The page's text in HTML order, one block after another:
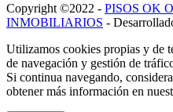
Copyright ©2022 - PISOS OK
INMOBILIARIOS -
Utilizamos cookies propias y de
de navegación y gestión de
Si continua navegando,
obtener más información en